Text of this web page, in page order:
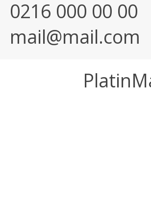
0216 000 00 00
mail@mail.com